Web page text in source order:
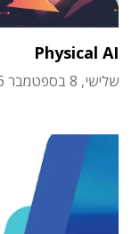
Physical AI
שלישי, 8 בספטמבר 2026